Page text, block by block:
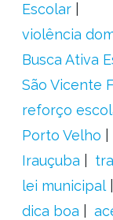
Escolar
violência
Busca Ativa
São Vicente
reforço
Porto Velho
Irauçuba
lei municipal
dica boa